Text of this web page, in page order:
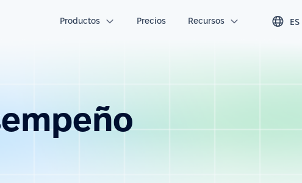
Productos Precios Recursos ES